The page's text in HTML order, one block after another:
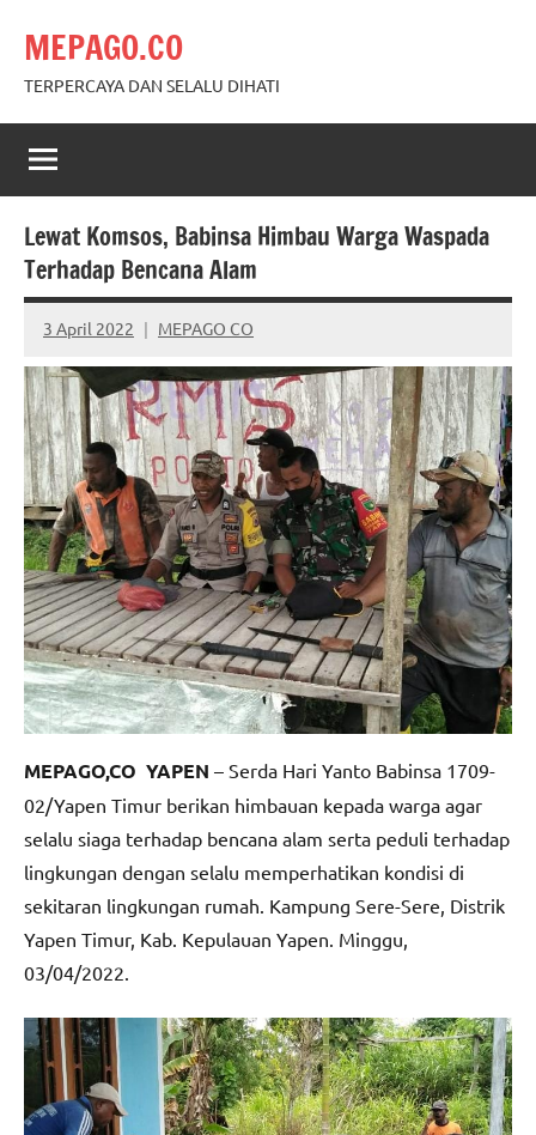
content
MEPAGO.CO
TERPERCAYA DAN SELALU DIHATI
Lewat Komsos, Babinsa Himbau Warga Waspada
Terhadap Bencana Alam
3 April 2022 MEPAGO CO
No
comments
MEPAGO,CO YAPEN – Serda Hari Yanto Babinsa 1709-
02/Yapen Timur berikan himbauan kepada warga agar
selalu siaga terhadap bencana alam serta peduli terhadap
lingkungan dengan selalu memperhatikan kondisi di
sekitaran lingkungan rumah. Kampung Sere-Sere, Distrik
Yapen Timur, Kab. Kepulauan Yapen. Minggu,
03/04/2022.